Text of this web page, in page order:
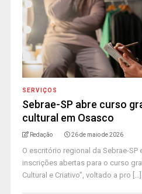
SERVIÇOS
Sebrae-SP abre curso
cultural em Osasco
Redação 26 de maio de 2026
O escritório regional da Sebrae-SP
inscrições abertas para o curso
Cultural e Criativo”, voltado a pro [...]